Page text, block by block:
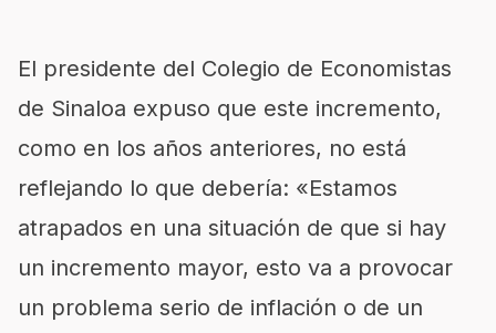
El presidente del Colegio de Economistas
de Sinaloa expuso que este incremento,
como en los años anteriores, no está
reflejando lo que debería: «Estamos
atrapados en una situación de que si hay
un incremento mayor, esto va a provocar
un problema serio de inflación o de un